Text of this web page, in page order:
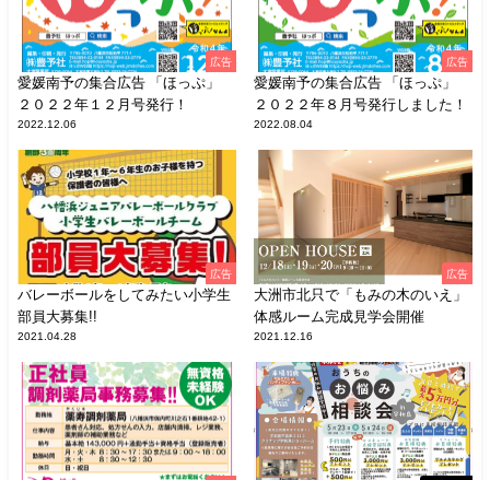
広告
愛媛南予の集合広告 「ほっぷ」
２０２２年１２月号発行！
2022.12.06
広告
愛媛南予の集合広告 「ほっぷ」
２０２２年８月号発行しました！
2022.08.04
広告
バレーボールをしてみたい小学生
部員大募集!!
2021.04.28
広告
大洲市北只で「もみの木のいえ」
体感ルーム完成見学会開催
2021.12.16